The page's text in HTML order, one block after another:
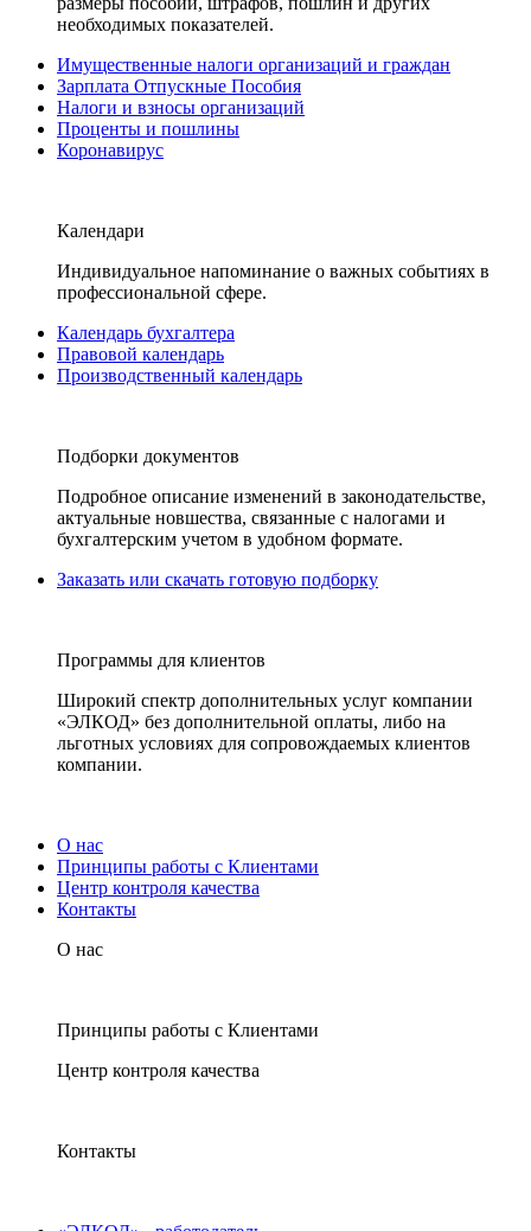
необходимых показателей.
Имущественные налоги организаций и граждан
Зарплата Отпускные Пособия
Налоги и взносы организаций
Проценты и пошлины
Коронавирус
Календари
Индивидуальное напоминание о важных событиях в
профессиональной сфере.
Календарь бухгалтера
Правовой календарь
Производственный календарь
Подборки документов
Подробное описание изменений в законодательстве,
актуальные новшества, связанные с налогами и
бухгалтерским учетом в удобном формате.
Заказать или скачать готовую подборку
Программы для клиентов
Широкий спектр дополнительных услуг компании
«ЭЛКОД» без дополнительной оплаты, либо на
льготных условиях для сопровождаемых клиентов
компании.
О нас
Принципы работы с Клиентами
Центр контроля качества
Контакты
О нас
Принципы работы с Клиентами
Центр контроля качества
Контакты